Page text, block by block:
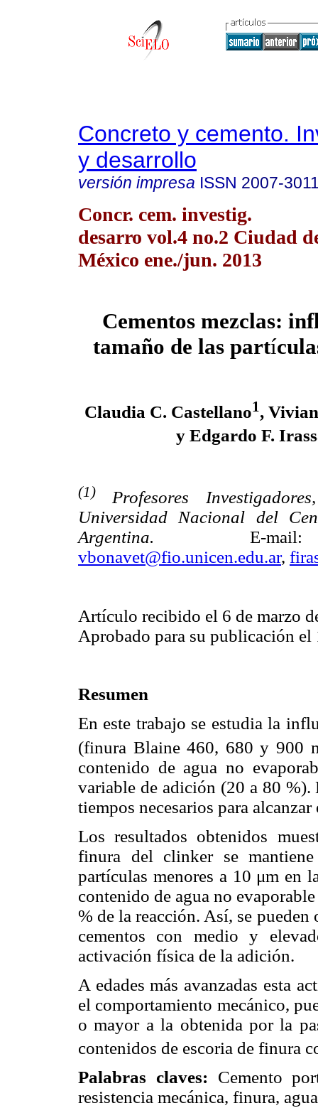
Concreto y cemento.
y desarrollo
versión impresa ISSN 2007-
Concr. cem. investig.
desarro vol.4 no.2 Ciudad
México ene./jun. 2013
Cementos mezclas:
tamaño de las partí
Claudia C. Castellano1,
y Edgardo F.
(1)
Profesores
Universidad Nacional del
Argentina. E-
vbonavet@fio.unicen.edu.ar,
Artículo recibido el 6 de marzo
Aprobado para su publicación
Resumen
En este trabajo se estudia la
(finura Blaine 460, 680 y 900
contenido de agua no
variable de adición (20 a 80 %).
tiempos necesarios para
Los resultados obtenidos
finura del clinker se
partículas menores a 10 μm en
contenido de agua no
% de la reacción. Así, se pueden
cementos con medio y
activación física de la adición.
A edades más avanzadas esta
el comportamiento mecánico,
o mayor a la obtenida por la
contenidos de escoria de finura
Palabras claves: Cemento
resistencia mecánica, finura,